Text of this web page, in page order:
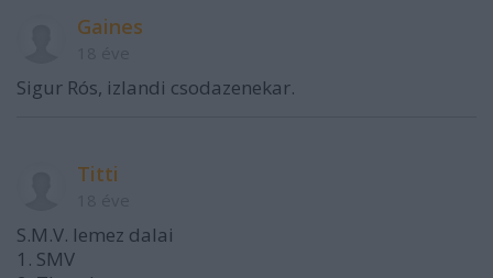
Gaines
Sigur Rós, izlandi csodazenekar.
Titti
S.M.V. lemez dalai
1. SMV